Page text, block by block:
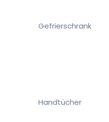
Gefrierschrank
Handtücher